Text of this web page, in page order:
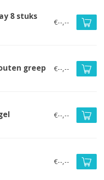
8 stuks
€--,--
greep €--,--
€--,--
€--,--